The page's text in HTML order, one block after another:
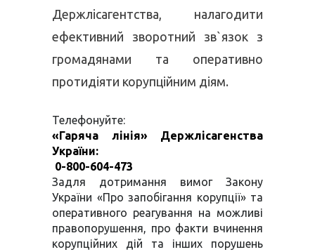
Держлісагентства, налагодити
ефективний зворотний зв`язок з
громадянами та оперативно
протидіяти корупційним діям.
Телефонуйте:
«Гаряча лінія» Держлісагенства
України:
0-800-604-473
Задля дотримання вимог Закону
України «Про запобігання корупції» та
оперативного реагування на можливі
правопорушення, про факти вчинення
корупційних дій та інших порушень